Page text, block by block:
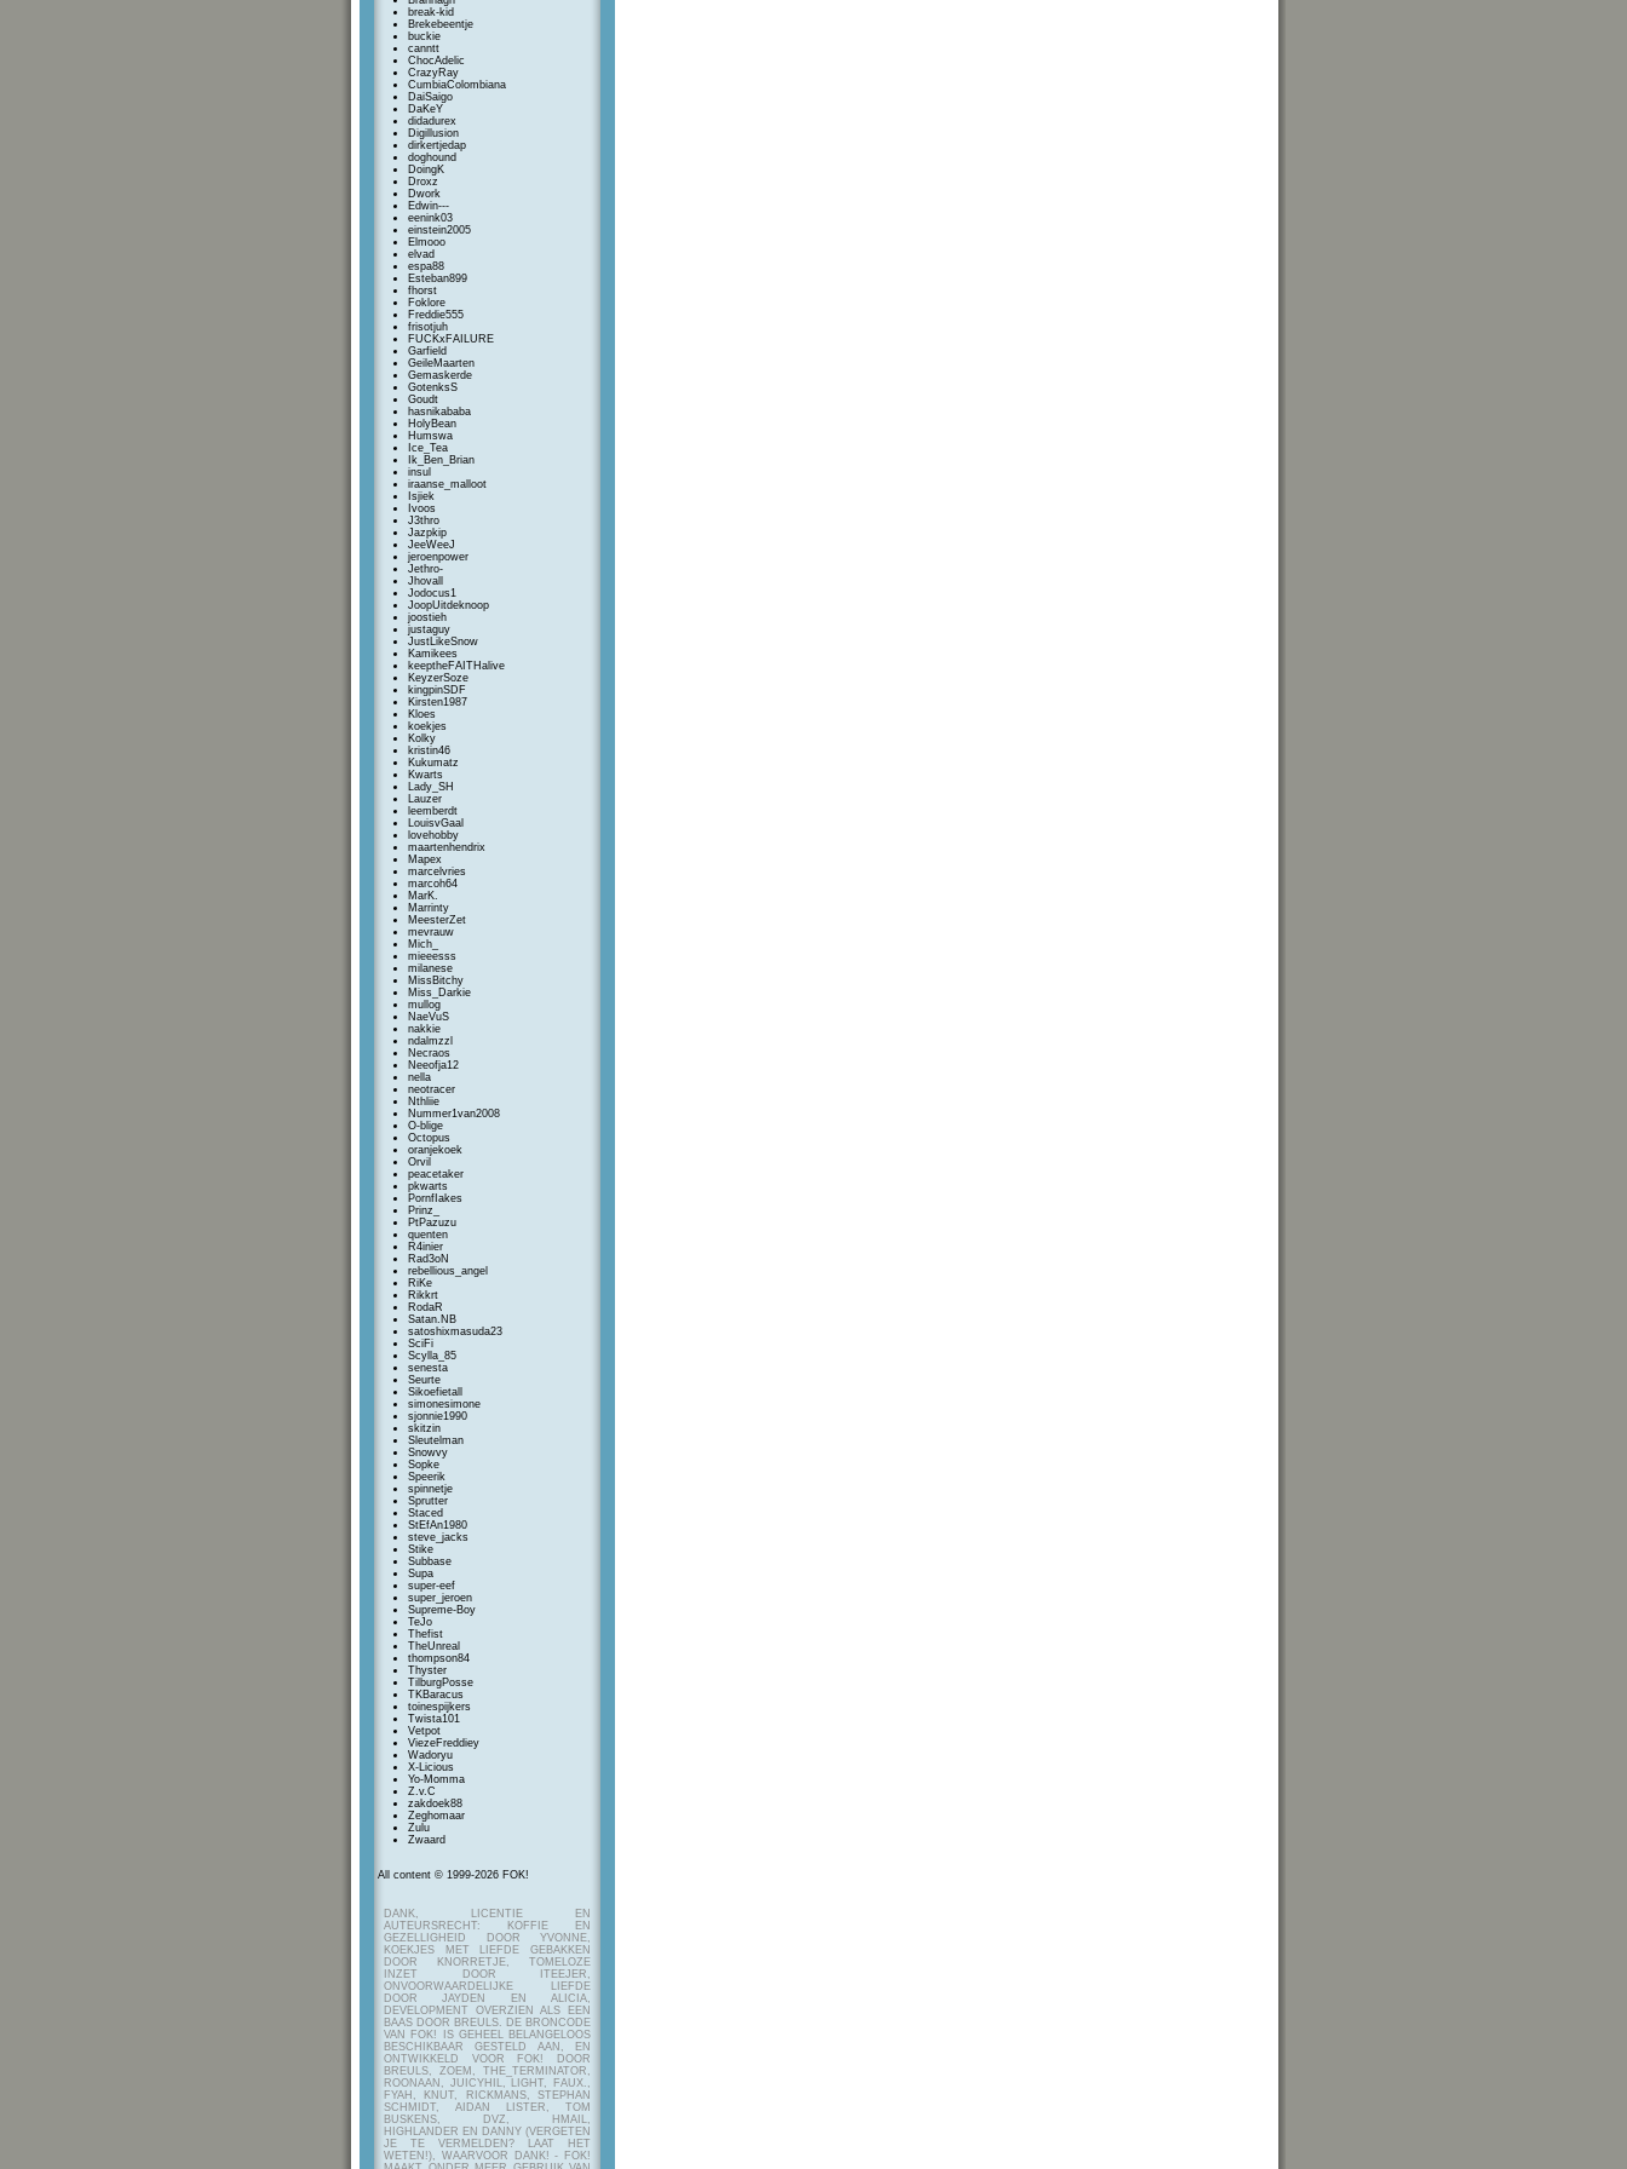
break-kid
Brekebeentje
buckie
canntt
ChocAdelic
CrazyRay
CumbiaColombiana
DaiSaigo
DaKeY
didadurex
Digillusion
dirkertjedap
doghound
DoingK
Droxz
Dwork
Edwin---
eenink03
einstein2005
Elmooo
elvad
espa88
Esteban899
fhorst
Foklore
Freddie555
frisotjuh
FUCKxFAILURE
Garfield
GeileMaarten
Gemaskerde
GotenksS
Goudt
hasnikababa
HolyBean
Humswa
Ice_Tea
Ik_Ben_Brian
insul
iraanse_malloot
Isjiek
Ivoos
J3thro
Jazpkip
JeeWeeJ
jeroenpower
Jethro-
Jhovall
Jodocus1
JoopUitdeknoop
joostieh
justaguy
JustLikeSnow
Kamikees
keeptheFAITHalive
KeyzerSoze
kingpinSDF
Kirsten1987
Kloes
koekjes
Kolky
kristin46
Kukumatz
Kwarts
Lady_SH
Lauzer
leemberdt
LouisvGaal
lovehobby
maartenhendrix
Mapex
marcelvries
marcoh64
MarK.
Marrinty
MeesterZet
mevrauw
Mich_
mieeesss
milanese
MissBitchy
Miss_Darkie
mullog
NaeVuS
nakkie
ndalmzzl
Necraos
Neeofja12
nella
neotracer
Nthliie
Nummer1van2008
O-blige
Octopus
oranjekoek
Orvil
peacetaker
pkwarts
PornfIakes
Prinz_
PtPazuzu
quenten
R4inier
Rad3oN
rebellious_angel
RiKe
Rikkrt
RodaR
Satan.NB
satoshixmasuda23
SciFi
Scylla_85
senesta
Seurte
Sikoefietall
simonesimone
sjonnie1990
skitzin
Sleutelman
Snowvy
Sopke
Speerik
spinnetje
Sprutter
Staced
StEfAn1980
steve_jacks
Stike
Subbase
Supa
super-eef
super_jeroen
Supreme-Boy
TeJo
Thefist
TheUnreal
thompson84
Thyster
TilburgPosse
TKBaracus
toinespijkers
Twista101
Vetpot
ViezeFreddiey
Wadoryu
X-Licious
Yo-Momma
Z.v.C
zakdoek88
Zeghomaar
Zulu
Zwaard
All content © 1999-2026 FOK!
DANK, LICENTIE EN
AUTEURSRECHT: KOFFIE EN
GEZELLIGHEID DOOR YVONNE,
KOEKJES MET LIEFDE GEBAKKEN
DOOR KNORRETJE, TOMELOZE
INZET DOOR ITEEJER,
ONVOORWAARDELIJKE LIEFDE
DOOR JAYDEN EN ALICIA,
DEVELOPMENT OVERZIEN ALS EEN
BAAS DOOR BREULS. DE BRONCODE
VAN FOK! IS GEHEEL BELANGELOOS
BESCHIKBAAR GESTELD AAN, EN
ONTWIKKELD VOOR FOK! DOOR
BREULS, ZOEM, THE_TERMINATOR,
ROONAAN, JUICYHIL, LIGHT, FAUX.,
FYAH, KNUT, RICKMANS, STEPHAN
SCHMIDT, AIDAN LISTER, TOM
BUSKENS, DVZ, HMAIL,
HIGHLANDER EN DANNY (VERGETEN
JE TE VERMELDEN? LAAT HET
WETEN!), WAARVOOR DANK! - FOK!